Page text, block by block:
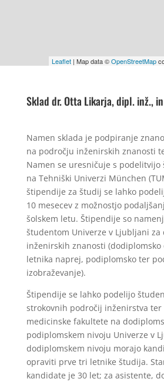
Leaflet | Map data ©OpenStreetMap
Sklad dr. Otta Likarja, dipl. inž.,
Namen sklada je podpiranje
na področju inženirskih znanosti
Namen se uresničuje s
na Tehniški Univerzi München
štipendije za študij se lahko
10 mesecev z možnostjo
šolskem letu. Štipendije so
študentom Univerze v Ljubljani za
inženirskih znanosti (dodiplomsko
letnika naprej, podiplomsko ter
izobraževanje).
Štipendije se lahko podelijo
strokovnih področij inženirstva ter
medicinske fakultete na
podiplomskem nivoju Univerze v
dodiplomskem nivoju morajo
opraviti prve tri letnike študija.
kandidate je 30 let; za asistente,